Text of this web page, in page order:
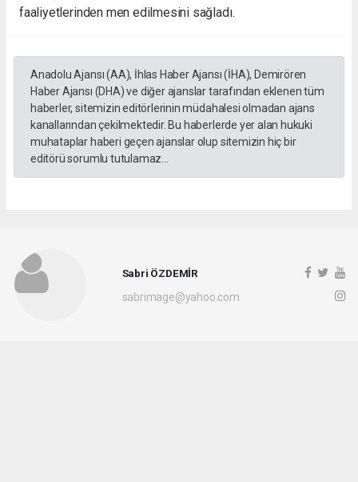
faaliyetlerinden men edilmesini sağladı.
Anadolu Ajansı (AA), İhlas Haber Ajansı (İHA), Demirören
Haber Ajansı (DHA) ve diğer ajanslar tarafından eklenen tüm
haberler, sitemizin editörlerinin müdahalesi olmadan ajans
kanallarından çekilmektedir. Bu haberlerde yer alan hukuki
muhataplar haberi geçen ajanslar olup sitemizin hiç bir
editörü sorumlu tutulamaz...
Sabri ÖZDEMİR
sabrimage@yahoo.com